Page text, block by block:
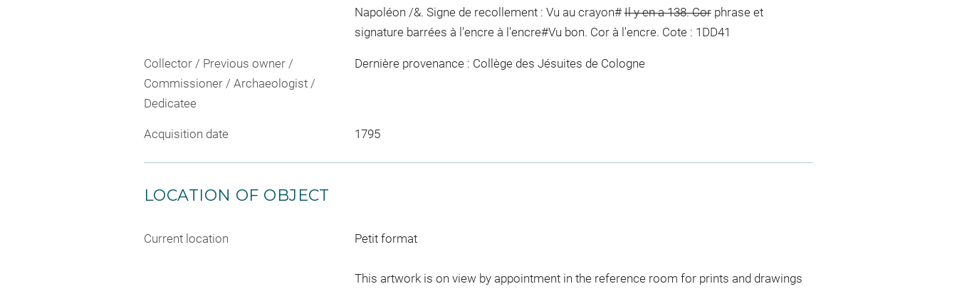
Napoléon /&. Signe de recollement : Vu au crayon# Il y en a 138. Cor phrase et
signature barrées à l'encre à l'encre#Vu bon. Cor à l'encre. Cote : 1DD41
Collector / Previous owner /
Commissioner / Archaeologist /
Dedicatee
Dernière provenance : Collège des Jésuites de Cologne
Acquisition date 1795
LOCATION OF OBJECT
Current location Petit format
This artwork is on view by appointment in the reference room for prints and drawings